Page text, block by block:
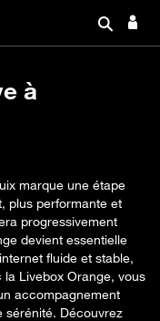
à
marque une étape
plus performante et
progressivement
devient essentielle
fluide et stable,
Livebox Orange, vous
accompagnement
sérénité. Découvrez